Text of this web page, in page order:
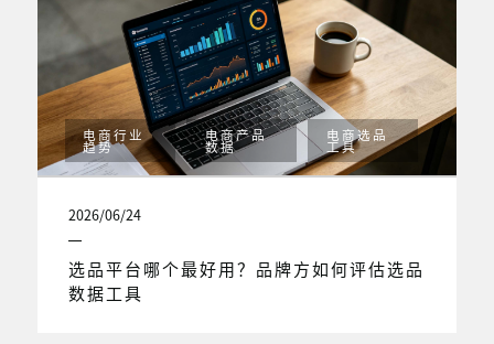
电商行业
趋势
电商产品
数据
电商选品
工具
2026/06/24
选品平台哪个最好用？品牌方如何评估选品
数据工具